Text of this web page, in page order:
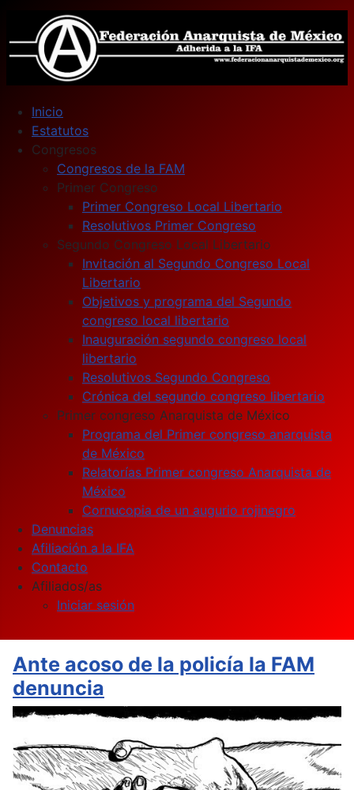
Inicio
Estatutos
Congresos
Congresos de la FAM
Primer Congreso
Primer Congreso Local Libertario
Resolutivos Primer Congreso
Segundo Congreso Local Libertario
Invitación al Segundo Congreso Local
Libertario
Objetivos y programa del Segundo
congreso local libertario
Inauguración segundo congreso local
libertario
Resolutivos Segundo Congreso
Crónica del segundo congreso libertario
Primer congreso Anarquista de México
Programa del Primer congreso anarquista
de México
Relatorías Primer congreso Anarquista de
México
Cornucopia de un augurio rojinegro
Denuncias
Afiliación a la IFA
Contacto
Afiliados/as
Iniciar sesión
Ante acoso de la policía la FAM
denuncia